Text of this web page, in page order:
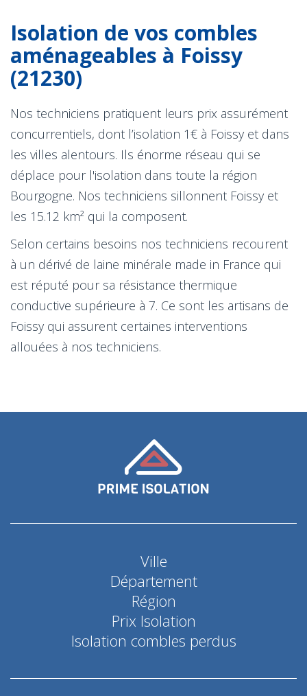
Isolation de vos combles
aménageables à Foissy
(21230)
Nos techniciens pratiquent leurs prix assurément
concurrentiels, dont l’isolation 1€ à Foissy et dans
les villes alentours. Ils énorme réseau qui se
déplace pour l'isolation dans toute la région
Bourgogne. Nos techniciens sillonnent Foissy et
les 15.12 km² qui la composent.
Selon certains besoins nos techniciens recourent
à un dérivé de laine minérale made in France qui
est réputé pour sa résistance thermique
conductive supérieure à 7. Ce sont les artisans de
Foissy qui assurent certaines interventions
allouées à nos techniciens.
Ville
Département
Région
Prix Isolation
Isolation combles perdus